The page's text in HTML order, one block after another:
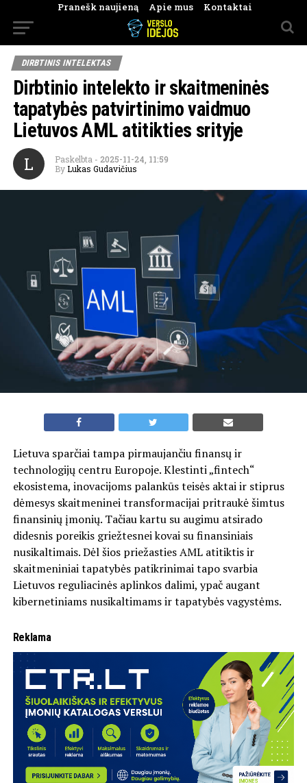
Pranešk naujieną Apie mus Kontaktai
DIRBTINIS INTELEKTAS
Dirbtinio intelekto ir skaitmeninės
tapatybės patvirtinimo vaidmuo
Lietuvos AML atitikties srityje
L Paskelbta - 2025-11-24, 11:59
By Lukas Gudavičius
Lietuva sparčiai tampa pirmaujančiu finansų ir
technologijų centru Europoje. Klestinti „fintech“
ekosistema, inovacijoms palankūs teisės aktai ir stiprus
dėmesys skaitmeninei transformacijai pritraukė šimtus
finansinių įmonių. Tačiau kartu su augimu atsirado
didesnis poreikis griežtesnei kovai su finansiniais
nusikaltimais. Dėl šios priežasties AML atitiktis ir
skaitmeniniai tapatybės patikrinimai tapo svarbia
Lietuvos reguliacinės aplinkos dalimi, ypač augant
kibernetiniams nusikaltimams ir tapatybės vagystėms.
Reklama